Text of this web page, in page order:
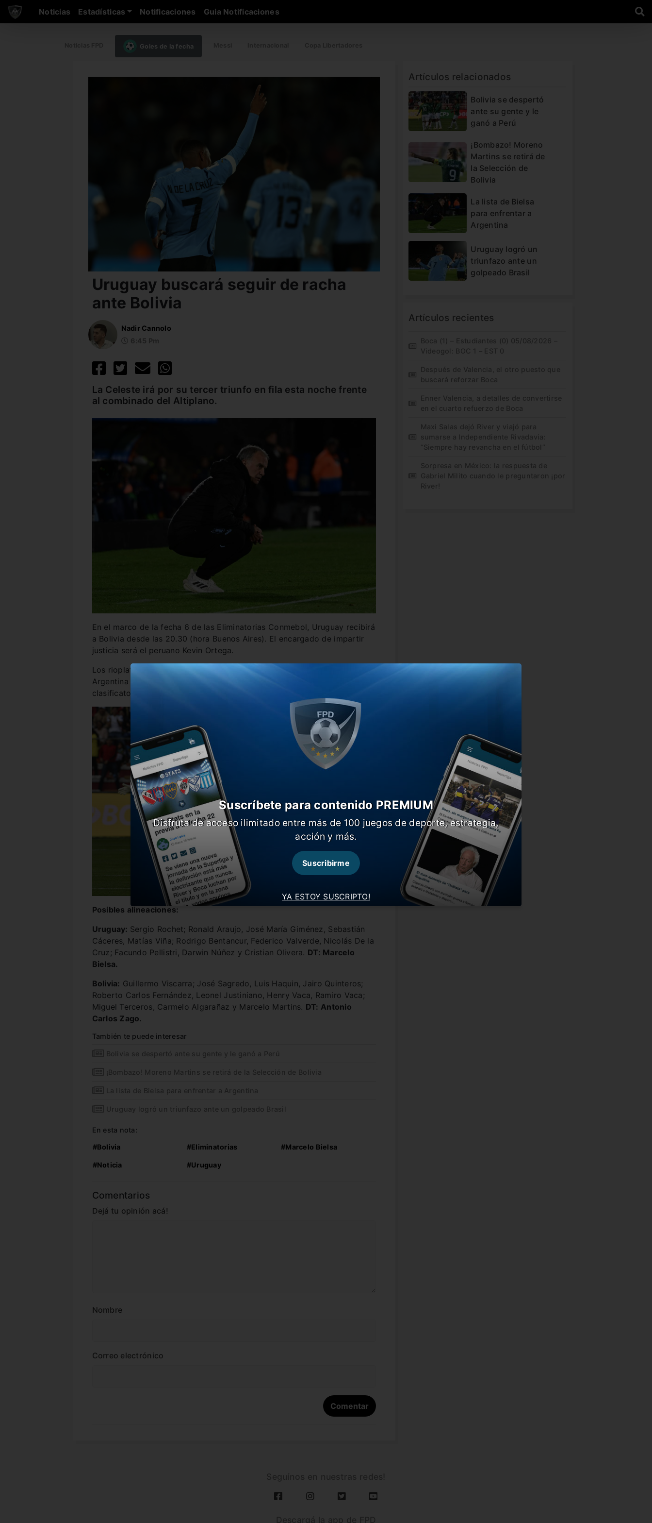
Noticias Estadísticas Notificaciones Guia Notificaciones
Goles de la fecha
Uruguay buscará seguir de racha
ante Bolivia
Nadir Cannolo
La Celeste irá por su tercer triunfo en fila esta noche frente
al combinado del Altiplano.
En el marco de la fecha 6 de las Eliminatorias Conmebol, Uruguay recibirá
a Bolivia desde las 20.30 (hora Buenos Aires). El encargado de impartir
justicia será el peruano Kevin Ortega.
Los rioplatenses vienen en franca levantada tras haberle ganado a
Argentina en La Bombonera y quedaron como escoltas en las
clasificatorias al Mundial 2026.
Posibles alineaciones:
Uruguay: Sergio Rochet; Ronald Araujo, José María Giménez, Sebastián
Cáceres, Matías Viña; Rodrigo Bentancur, Federico Valverde, Nicolás De la
Cruz; Facundo Pellistri, Darwin Núñez y Cristian Olivera. DT: Marcelo
Bielsa.
Bolivia: Guillermo Viscarra; José Sagredo, Luis Haquin, Jairo Quinteros;
Roberto Carlos Fernández, Leonel Justiniano, Henry Vaca, Ramiro Vaca;
Miguel Terceros, Carmelo Algarañaz y Marcelo Martins. DT: Antonio
Carlos Zago.
También te puede interesar
Bolivia se despertó ante su gente y le ganó a Perú
¡Bombazo! Moreno Martins se retirá de la Selección de Bolivia
La lista de Bielsa para enfrentar a Argentina
Uruguay logró un triunfazo ante un golpeado Brasil
En esta nota:
#Bolivia #Eliminatorias #Marcelo Bielsa
#Noticia #Uruguay
Comentarios
Dejá tu opinión acá!
Nombre
Correo electrónico
Artículos relacionados
Bolivia se despertó
ante su gente y le
ganó a Perú
¡Bombazo! Moreno
Martins se retirá de
la Selección de
Bolivia
La lista de Bielsa
para enfrentar a
Argentina
Uruguay logró un
triunfazo ante un
golpeado Brasil
Artículos recientes
Boca (1) – Estudiantes (0) 05/08/2026 –
Videogol: BOC 1 – EST 0
Después de Valencia, el otro puesto que
buscará reforzar Boca
Enner Valencia, a detalles de convertirse
en el cuarto refuerzo de Boca
Maxi Salas dejó River y viajó para
sumarse a Independiente Rivadavia:
“Siempre hay revancha en el fútbol”
Sorpresa en México: la respuesta de
Gabriel Milito cuando le preguntaron ¡por
River!
YA ESTOY SUSCRIPTO!
Suscríbete para contenido PREMIUM
Disfruta de acceso ilimitado entre más de 100 juegos de deporte, estrategia,
acción y más.
Suscribirme